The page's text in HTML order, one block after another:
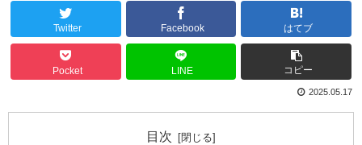
Twitter Facebook はてブ
Pocket LINE コピー
2025.05.17
目次